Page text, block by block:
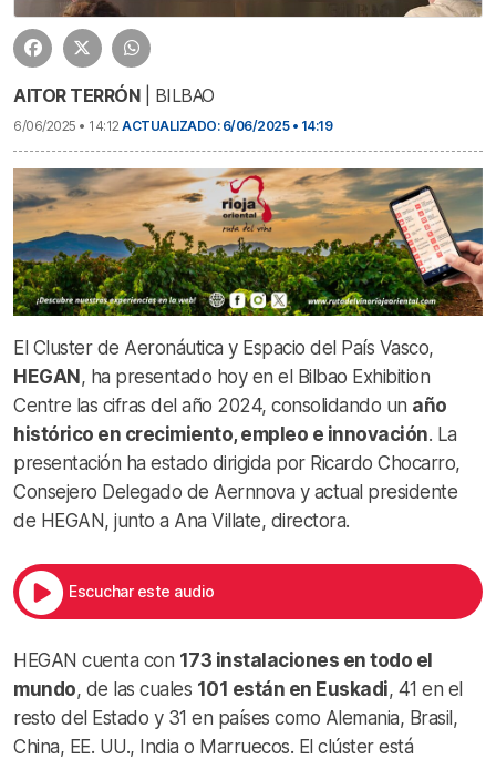
AITOR TERRÓN| BILBAO
6/06/2025 • 14:12 ACTUALIZADO: 6/06/2025 • 14:19
El Cluster de Aeronáutica y Espacio del País Vasco,
HEGAN, ha presentado hoy en el Bilbao Exhibition
Centre las cifras del año 2024, consolidando un año
histórico en crecimiento, empleo e innovación. La
presentación ha estado dirigida por Ricardo Chocarro,
Consejero Delegado de Aernnova y actual presidente
de HEGAN, junto a Ana Villate, directora.
Escuchar este audio
HEGAN cuenta con 173 instalaciones en todo el
mundo, de las cuales 101 están en Euskadi, 41 en el
resto del Estado y 31 en países como Alemania, Brasil,
China, EE. UU., India o Marruecos. El clúster está